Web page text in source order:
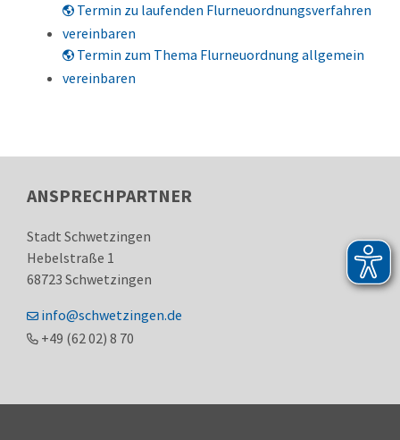
Termin zu laufenden Flurneuordnungsverfahren
vereinbaren
Termin zum Thema Flurneuordnung allgemein
vereinbaren
ANSPRECHPARTNER
Stadt Schwetzingen
Hebelstraße 1
68723 Schwetzingen
info@schwetzingen.de
+49 (62 02) 8 70